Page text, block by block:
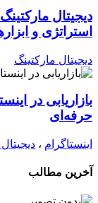
دیجیتال
استراتژی و
دیجیتال مارکتینگ
بازاریابی در
حرفه‌ای
اینستاگرام ،
آخرین مطالب